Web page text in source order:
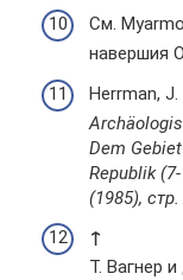
См.
навершия
Herrman,
Dem
Republik
(1985), стр.
↑
Т. Вагнер